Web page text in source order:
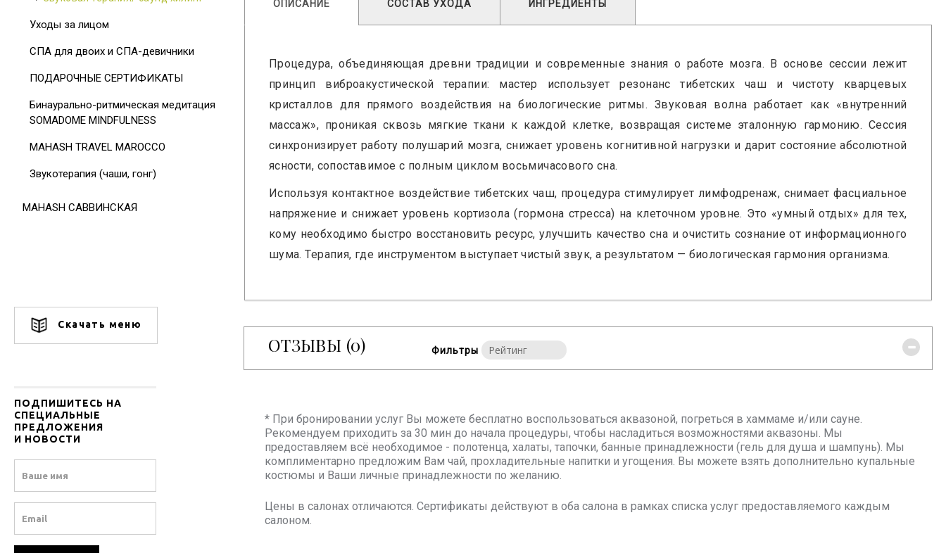
Уходы за лицом
СПА для двоих и СПА-девичники
ПОДАРОЧНЫЕ СЕРТИФИКАТЫ
Бинаурально-ритмическая медитация
SOMADOME MINDFULNESS
MAHASH TRAVEL MAROCCO
Звукотерапия (чаши, гонг)
MAHASH САВВИНСКАЯ
Скачать меню
ПОДПИШИТЕСЬ НА
СПЕЦИАЛЬНЫЕ
ПРЕДЛОЖЕНИЯ
И НОВОСТИ
ОПИСАНИЕ СОСТАВ УХОДА ИНГРЕДИЕНТЫ
Процедура, объединяющая древни традиции и современные знания о работе мозга. В основе сессии лежит
принцип виброакустической терапии: мастер использует резонанс тибетских чаш и чистоту кварцевых
кристаллов для прямого воздействия на биологические ритмы. Звуковая волна работает как «внутренний
массаж», проникая сквозь мягкие ткани к каждой клетке, возвращая системе эталонную гармонию. Сессия
синхронизирует работу полушарий мозга, снижает уровень когнитивной нагрузки и дарит состояние абсолютной
ясности, сопоставимое с полным циклом восьмичасового сна.
Используя контактное воздействие тибетских чаш, процедура стимулирует лимфодренаж, снимает фасциальное
напряжение и снижает уровень кортизола (гормона стресса) на клеточном уровне. Это «умный отдых» для тех,
кому необходимо быстро восстановить ресурс, улучшить качество сна и очистить сознание от информационного
шума. Терапия, где инструментом выступает чистый звук, а результатом — биологическая гармония организма.
ОТЗЫВЫ (0) Фильтры
* При бронировании услуг Вы можете бесплатно воспользоваться аквазоной, погреться в хаммаме и/или сауне.
Рекомендуем приходить за 30 мин до начала процедуры, чтобы насладиться возможностями аквазоны. Мы
предоставляем всё необходимое - полотенца, халаты, тапочки, банные принадлежности (гель для душа и шампунь). Мы
комплиментарно предложим Вам чай, прохладительные напитки и угощения. Вы можете взять дополнительно купальные
костюмы и Ваши личные принадлежности по желанию.
Цены в салонах отличаются. Сертификаты действуют в оба салона в рамках списка услуг предоставляемого каждым
салоном.